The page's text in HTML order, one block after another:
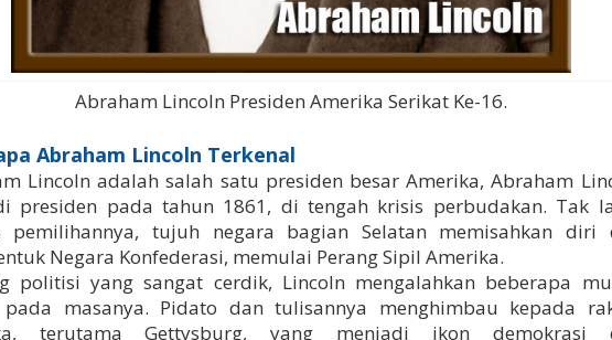
Abraham Lincoln Presiden Amerika Serikat Ke-16.
Abraham Lincoln Terkenal
Lincoln adalah salah satu presiden besar Amerika, Abraham
presiden pada tahun 1861, di tengah krisis perbudakan. Tak
pemilihannya, tujuh negara bagian Selatan memisahkan diri
Negara Konfederasi, memulai Perang Sipil Amerika.
politisi yang sangat cerdik, Lincoln mengalahkan beberapa
masanya. Pidato dan tulisannya menghimbau kepada
terutama Gettysburg, yang menjadi ikon demokrasi